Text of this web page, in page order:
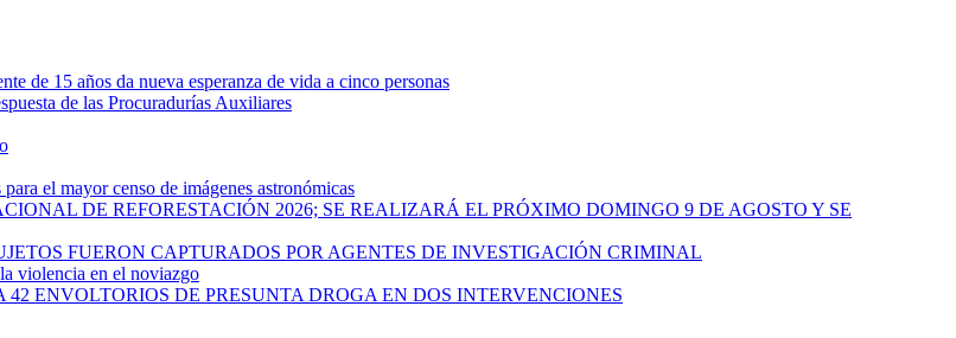
de 15 años da nueva esperanza de vida a cinco personas
de las Procuradurías Auxiliares
el mayor censo de imágenes astronómicas
DE REFORESTACIÓN 2026; SE REALIZARÁ EL PRÓXIMO DOMINGO 9 DE AGOSTO Y SE
FUERON CAPTURADOS POR AGENTES DE INVESTIGACIÓN CRIMINAL
violencia en el noviazgo
ENVOLTORIOS DE PRESUNTA DROGA EN DOS INTERVENCIONES